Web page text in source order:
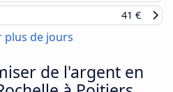
41 €
plus de jours
de l'argent en